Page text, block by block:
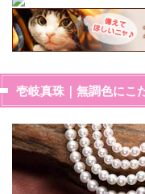
壱岐真珠｜無調色にこ